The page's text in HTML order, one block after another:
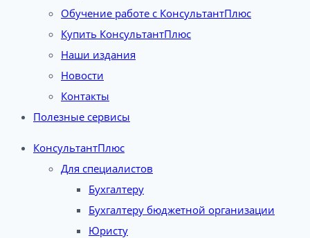
Обучение работе с КонсультантПлюс
Купить КонсультантПлюс
Наши издания
Новости
Контакты
Полезные сервисы
КонсультантПлюс
Для специалистов
Бухгалтеру
Бухгалтеру бюджетной организации
Юристу